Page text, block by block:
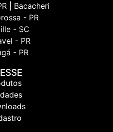
| Bacacheri
- PR
- SC
- PR
- PR